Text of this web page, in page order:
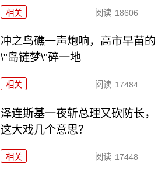
相关 阅读 18606
冲之鸟礁一声炮响，高市早苗的
\"岛链梦\"碎一地
相关 阅读 17484
泽连斯基一夜斩总理又砍防长，
这大戏几个意思？
相关 阅读 17448